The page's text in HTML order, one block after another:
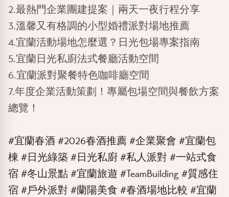
2.最熱門企業團建提案｜兩天一夜行程分享
3.溫馨又有格調的小型婚禮派對場地推薦
4.宜蘭活動場地怎麼選？日光包場專案指南
5.宜蘭日光私廚法式餐廳活動空間
6.宜蘭派對聚餐特色咖啡廳空間
7.年度企業活動策劃！專屬包場空間與餐飲方案
總覽！
#宜蘭春酒 #2026春酒推薦 #企業聚會 #宜蘭包
棟 #日光綠築 #日光私廚 #私人派對 #一站式食
宿 #冬山景點 #宜蘭旅遊 #TeamBuilding #質感住
宿 #戶外派對 #蘭陽美食 #春酒場地比較 #宜蘭